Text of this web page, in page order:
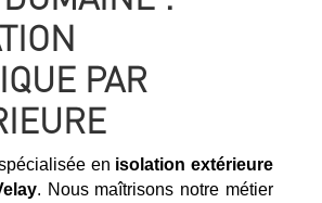
PAR
en isolation extérieure
. Nous maîtrisons notre métier